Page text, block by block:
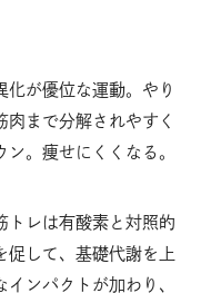
が優位な運動。やり
まで分解されやすく
。痩せにくくなる。
トレは有酸素と対照的
促して、基礎代謝を上
ンパクトが加わり、